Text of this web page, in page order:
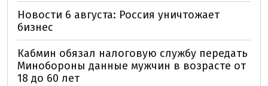
Новости 6 августа: Россия уничтожает
бизнес
Кабмин обязал налоговую службу передать
Минобороны данные мужчин в возрасте от
18 до 60 лет